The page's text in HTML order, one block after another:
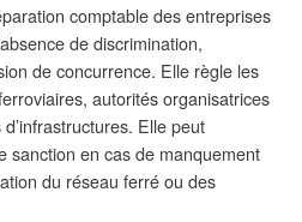
comptable des entreprises
de discrimination,
de concurrence. Elle règle les
autorités organisatrices
Elle peut
sanction en cas de manquement
du réseau ferré ou des